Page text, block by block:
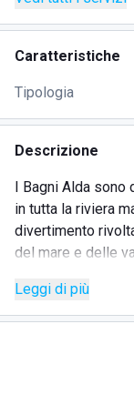
Caratteristiche
Tipologia
Descrizione
I Bagni Alda sono
in tutta la riviera
divertimento
del mare e delle
A disposizione
pedalò per
Leggi di più